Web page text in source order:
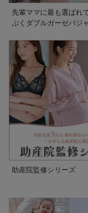
先輩ママに最も選ばれ
ぷくダブルガーゼパジ
助産院監修シリーズ